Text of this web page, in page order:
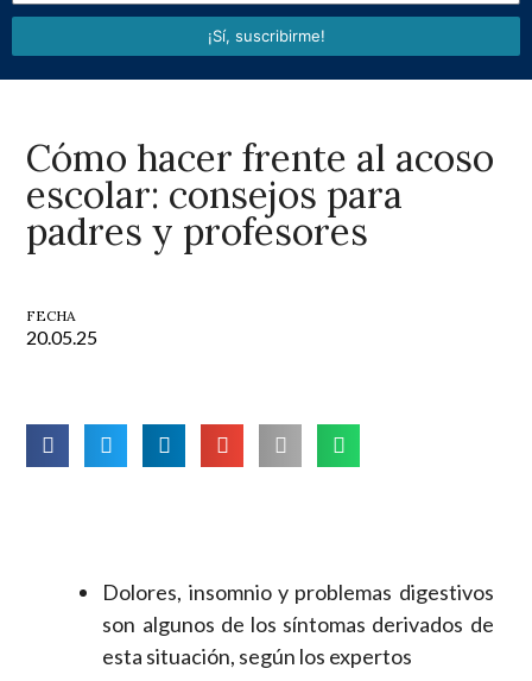
¡Sí, suscribirme!
Cómo hacer frente al acoso
escolar: consejos para
padres y profesores
FECHA
20.05.25
Dolores, insomnio y problemas digestivos
son algunos de los síntomas derivados de
esta situación, según los expertos